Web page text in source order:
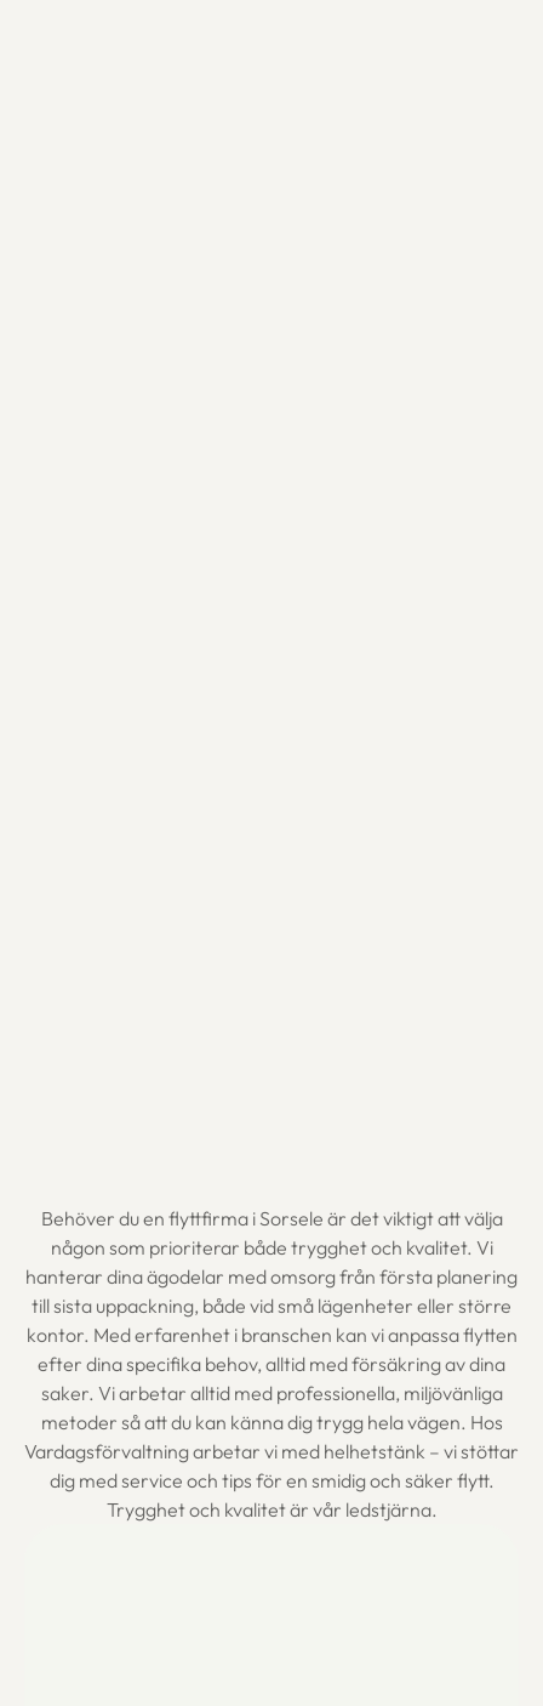
Behöver du en flyttfirma i Sorsele är det viktigt att välja
någon som prioriterar både trygghet och kvalitet. Vi
hanterar dina ägodelar med omsorg från första planering
till sista uppackning, både vid små lägenheter eller större
kontor. Med erfarenhet i branschen kan vi anpassa flytten
efter dina specifika behov, alltid med försäkring av dina
saker. Vi arbetar alltid med professionella, miljövänliga
metoder så att du kan känna dig trygg hela vägen. Hos
Vardagsförvaltning arbetar vi med helhetstänk – vi stöttar
dig med service och tips för en smidig och säker flytt.
Trygghet och kvalitet är vår ledstjärna.